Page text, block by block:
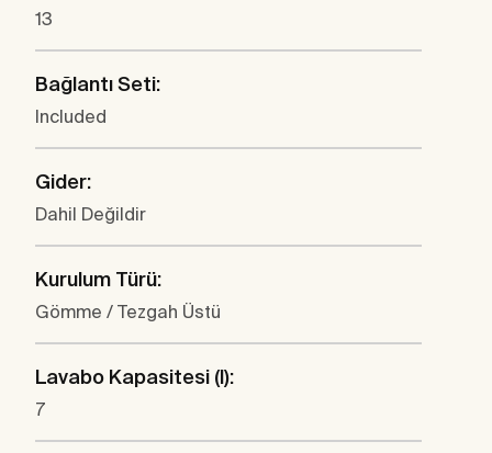
13
Bağlantı Seti:
Included
Gider:
Dahil Değildir
Kurulum Türü:
Gömme / Tezgah Üstü
Lavabo Kapasitesi (l):
7